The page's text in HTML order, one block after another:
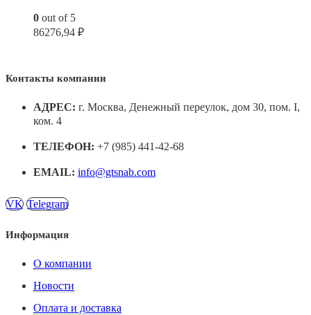
0 out of 5
86276,94 ₽
Контакты компании
АДРЕС: г. Москва, Денежный переулок, дом 30, пом. I,
ком. 4
ТЕЛЕФОН: +7 (985) 441-42-68
EMAIL: info@gtsnab.com
VK Telegram
Информация
О компании
Новости
Оплата и доставка